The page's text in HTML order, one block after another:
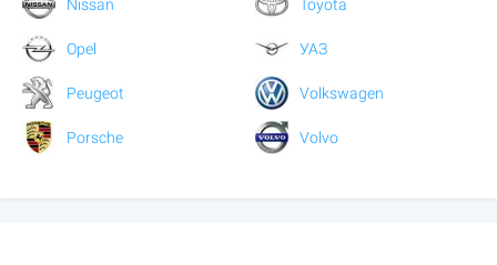
Nissan
Opel
Peugeot
Porsche
Toyota
УАЗ
Volkswagen
Volvo